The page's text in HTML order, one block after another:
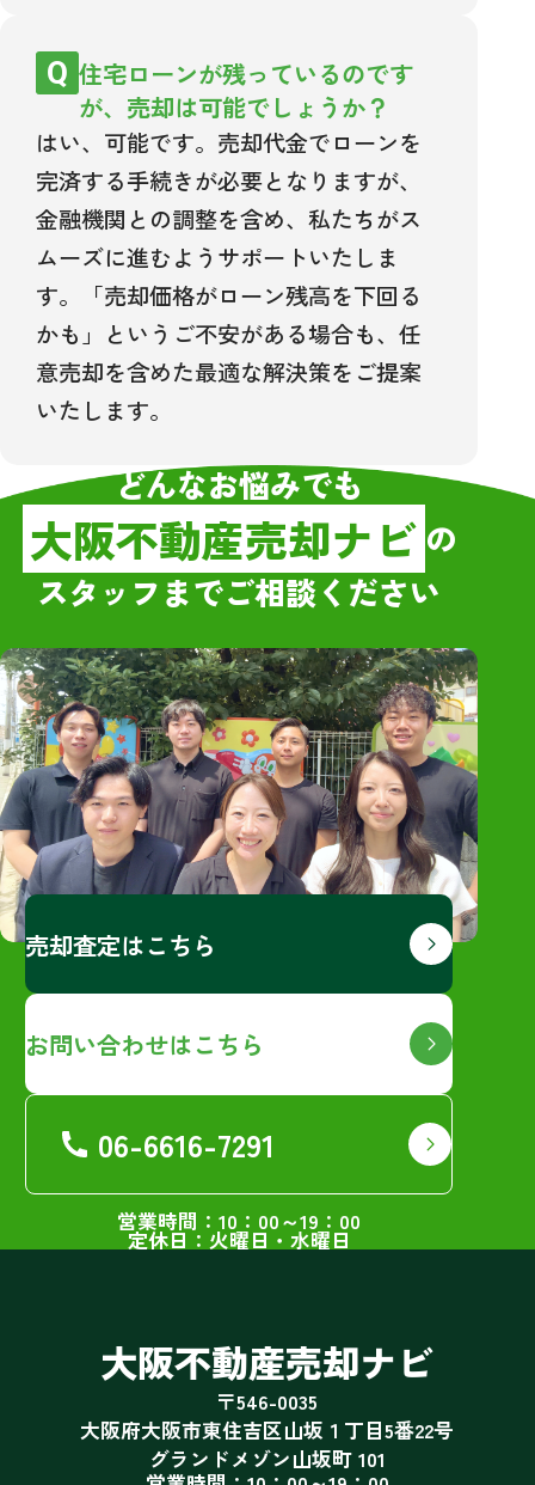
住宅ローンが残っているのです
が、売却は可能でしょうか？
はい、可能です。売却代金でローンを
完済する手続きが必要となりますが、
金融機関との調整を含め、私たちがス
ムーズに進むようサポートいたしま
す。「売却価格がローン残高を下回る
かも」というご不安がある場合も、任
意売却を含めた最適な解決策をご提案
いたします。
どんなお悩みでも
大阪不動産売却ナビ の
スタッフまでご相談ください
売却査定はこちら
お問い合わせはこちら
06-6616-7291
営業時間：10：00～19：00
定休日：火曜日・水曜日
大阪不動産売却ナビ
〒546-0035
大阪府大阪市東住吉区山坂１丁目5番22号
グランドメゾン山坂町 101